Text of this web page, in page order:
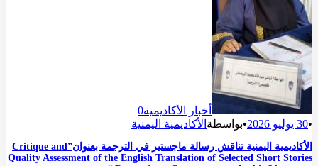
أخبار الأكاديمية0
•30 يوليو 2026 •بواسطة الأكاديمية اليمنية
الأكاديمية اليمنية تناقش رسالة ماجستير في الترجمة بعنوان”Critique and
Quality Assessment of the English Translation of Selected Short Stories